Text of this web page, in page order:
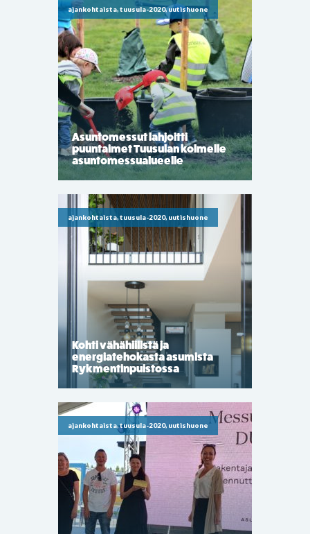
ajankohtaista, tuusula-2020, uutishuone
Asuntomessut lahjoitti
puuntaimet Tuusulan kolmelle
asuntomessualueelle
ajankohtaista, tuusula-2020, uutishuone
Kohti vähähiilistä ja
energiatehokasta asumista
Rykmentinpuistossa
ajankohtaista, tuusula-2020, uutishuone